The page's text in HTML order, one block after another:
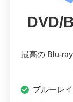
DVD/
最高の Blu-
ブルーレ